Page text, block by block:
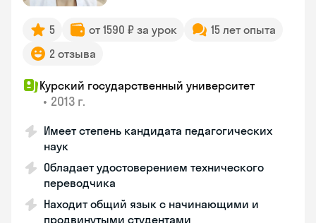
5 от 1590 ₽ за урок
15 лет опыта
2 отзыва
Курский государственный университет
• 2013 г.
Имеет степень кандидата педагогических
наук
Обладает удостоверением технического
переводчика
Находит общий язык с начинающими и
продвинутыми студентами